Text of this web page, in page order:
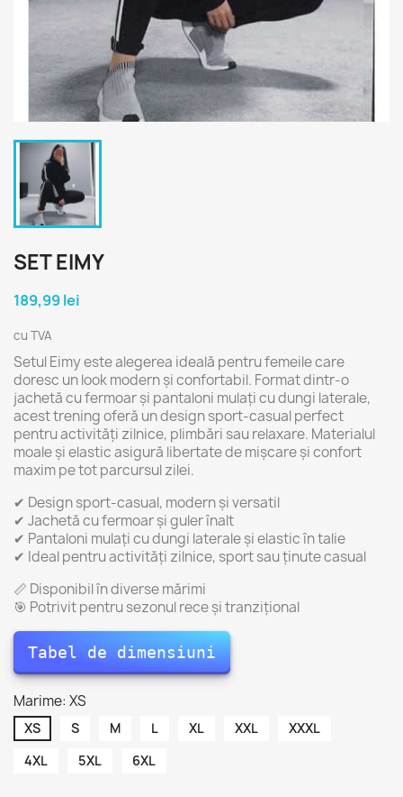
SET EIMY
189,99 lei
cu TVA
Setul Eimy este alegerea ideală pentru femeile care
doresc un look modern și confortabil. Format dintr-o
jachetă cu fermoar și pantaloni mulați cu dungi laterale,
acest trening oferă un design sport-casual perfect
pentru activități zilnice, plimbări sau relaxare. Materialul
moale și elastic asigură libertate de mișcare și confort
maxim pe tot parcursul zilei.
✔ Design sport-casual, modern și versatil
✔ Jachetă cu fermoar și guler înalt
✔ Pantaloni mulați cu dungi laterale și elastic în talie
✔ Ideal pentru activități zilnice, sport sau ținute casual
📏 Disponibil în diverse mărimi
🎯 Potrivit pentru sezonul rece și tranzițional
Tabel de dimensiuni
Marime: XS
XS S M L XL XXL
XXXL
4XL
5XL 6XL